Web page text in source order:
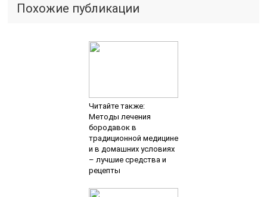
Похожие публикации
Читайте также:
Методы лечения
бородавок в
традиционной медицине
и в домашних условиях
– лучшие средства и
рецепты